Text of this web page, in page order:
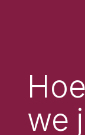
we